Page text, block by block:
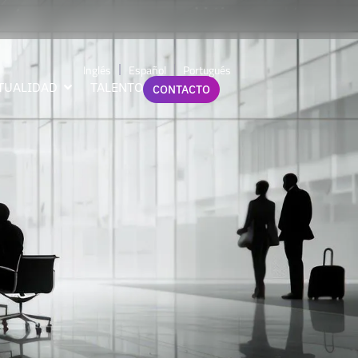
TALENTO
Inglés Español Portugués
CONTACTO